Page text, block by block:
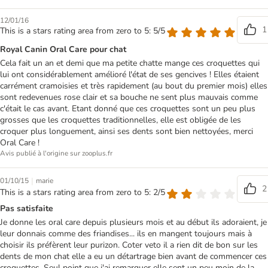
12/01/16
This is a stars rating area from zero to 5: 5/5
1
Royal Canin Oral Care pour chat
Cela fait un an et demi que ma petite chatte mange ces croquettes qui
lui ont considérablement amélioré l'état de ses gencives ! Elles étaient
carrément cramoisies et très rapidement (au bout du premier mois) elles
sont redevenues rose clair et sa bouche ne sent plus mauvais comme
c'était le cas avant. Etant donné que ces croquettes sont un peu plus
grosses que les croquettes traditionnelles, elle est obligée de les
croquer plus longuement, ainsi ses dents sont bien nettoyées, merci
Oral Care !
Avis publié à l'origine sur zooplus.fr
01/10/15 | marie
This is a stars rating area from zero to 5: 2/5
2
Pas satisfaite
Je donne les oral care depuis plusieurs mois et au début ils adoraient, je
leur donnais comme des friandises... ils en mangent toujours mais à
choisir ils préfèrent leur purizon. Coter veto il a rien dit de bon sur les
dents de mon chat elle a eu un détartrage bien avant de commencer ces